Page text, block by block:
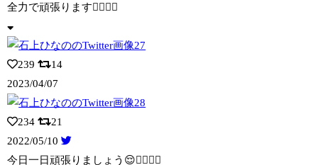
全力で頑張ります✌🏻✌🏻
239
14
2023/04/07
234
21
2022/05/10
今日一日頑張りましょう😌✌🏻✌🏻